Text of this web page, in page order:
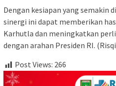
Dengan kesiapan yang semakin
sinergi ini dapat memberikan
Karhutla dan meningkatkan
dengan arahan Presiden RI.
Post Views: 266